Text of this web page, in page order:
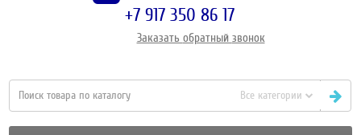
+7 917 350 86 17
Заказать обратный звонок
Все категории